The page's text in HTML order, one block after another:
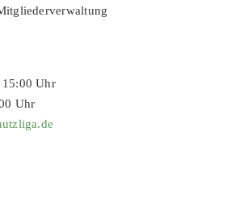
Uhr
Uhr